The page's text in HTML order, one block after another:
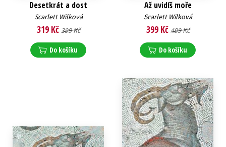
Desetkrát a dost
Scarlett Wilková
319 Kč 399 Kč
Do košíku
Až uvidíš moře
Scarlett Wilková
399 Kč 499 Kč
Do košíku